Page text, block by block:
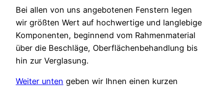
Bei allen von uns angebotenen Fenstern legen
wir größten Wert auf hochwertige und langlebige
Komponenten, beginnend vom Rahmenmaterial
über die Beschläge, Oberflächenbehandlung bis
hin zur Verglasung.
Weiter unten geben wir Ihnen einen kurzen